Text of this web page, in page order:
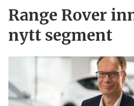
Range Rover
nytt segment